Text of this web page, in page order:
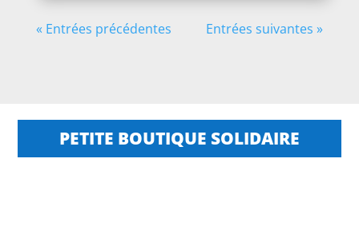
« Entrées précédentes Entrées suivantes »
PETITE BOUTIQUE SOLIDAIRE